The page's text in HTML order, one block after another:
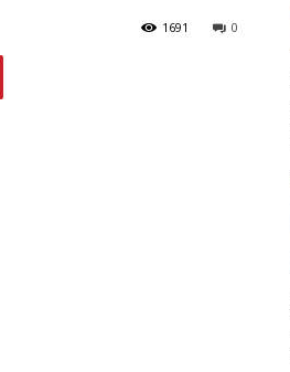
0
1691